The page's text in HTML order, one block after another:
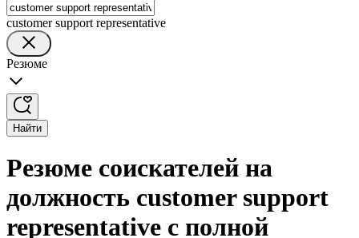
customer support representative
Резюме
Найти
Резюме соискателей на
должность customer support
representative с полной